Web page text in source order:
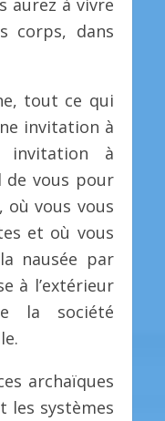
corps, dans
tout ce qui
invitation à
invitation à
vous pour
où vous vous
et où vous
nausée par
à l’extérieur
la société
archaïques
les systèmes